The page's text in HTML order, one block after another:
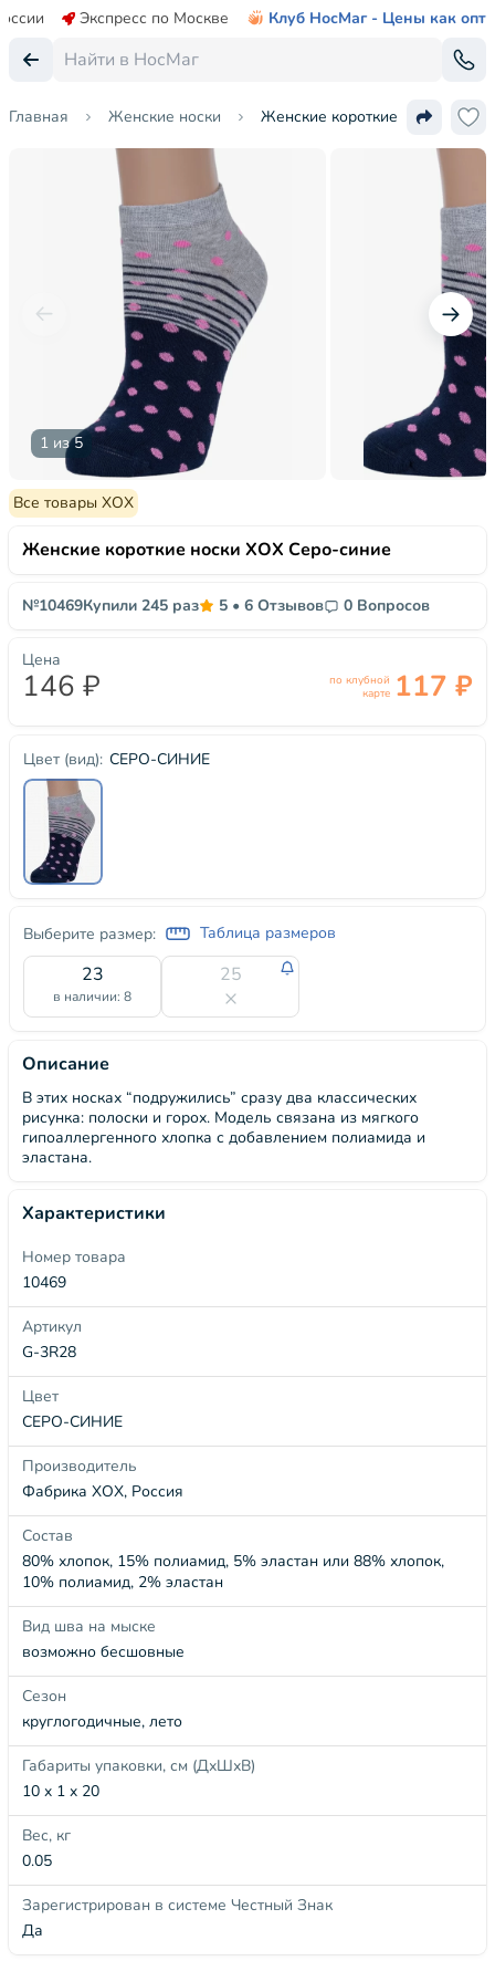
Экспресс по Москве Клуб НосМаг - Цены как опт
Главная Женские носки Женские короткие носки ХОХ
1 из 5
Все товары ХОХ
Женские короткие носки ХОХ Серо-синие
№10469Купили 245 раз 5 • 6 Отзывов 0 Вопросов
Цвет (вид): СЕРО-СИНИЕ
Выберите размер: Таблица размеров
23
в наличии: 8
25
Цена
146 ₽
по клубной
карте 117 ₽
Описание
В этих носках “подружились” сразу два классических
рисунка: полоски и горох. Модель связана из мягкого
гипоаллергенного хлопка с добавлением полиамида и
эластана.
Характеристики
Номер товара
10469
Артикул
G-3R28
Цвет
СЕРО-СИНИЕ
Производитель
Фабрика ХОХ, Россия
Состав
80% хлопок, 15% полиамид, 5% эластан или 88% хлопок,
10% полиамид, 2% эластан
Вид шва на мыске
возможно бесшовные
Сезон
круглогодичные, лето
Габариты упаковки, см (ДхШхВ)
10 x 1 x 20
Вес, кг
0.05
Зарегистрирован в системе Честный Знак
Да